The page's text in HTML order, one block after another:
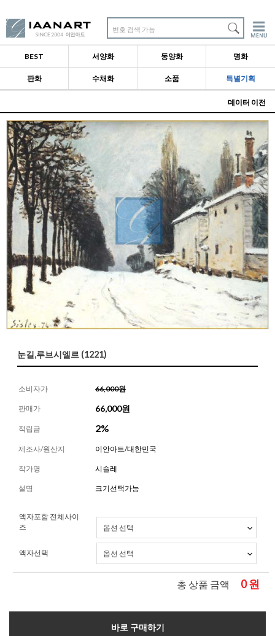
번호 검색 가능
BEST 서양화 동양화 명화
판화 수채화 소품 특별기획
데이터 이전
눈길,루브시엘르 (1221)
소비자가 66,000원
판매가 66,000원
적립금 2%
제조사/원산지 이안아트/대한민국
작가명 시슬레
설명 크기선택가능
액자포함 전체사이
즈
액자선택
총 상품 금액 0원
바로 구매하기